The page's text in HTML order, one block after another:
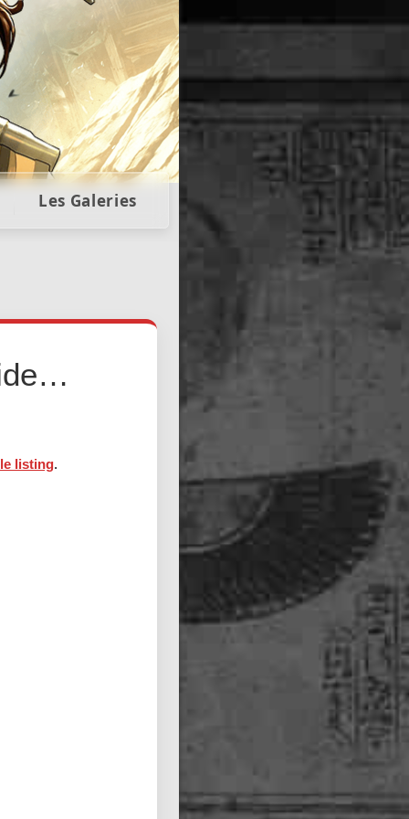
Les Galeries
listing.